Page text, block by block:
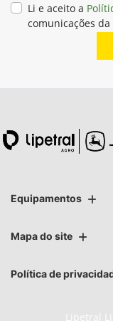
Li e aceito a
comunicações
Equipamentos
Mapa do site
Política de
Lipetral